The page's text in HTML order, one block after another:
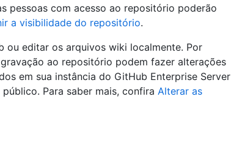
pessoas com acesso ao repositório poderão
a visibilidade do repositório.
ou editar os arquivos wiki localmente. Por
ao repositório podem fazer alterações
em sua instância do GitHub Enterprise Server
Para saber mais, confira Alterar as